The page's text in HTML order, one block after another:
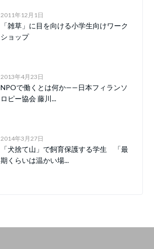
2011年12月1日
「雑草」に目を向ける小学生向けワーク
ショップ
2013年4月23日
NPOで働くとは何か——日本フィランソ
ロピー協会 藤川...
2014年3月27日
「犬捨て山」で飼育保護する学生 「最
期くらいは温かい場...